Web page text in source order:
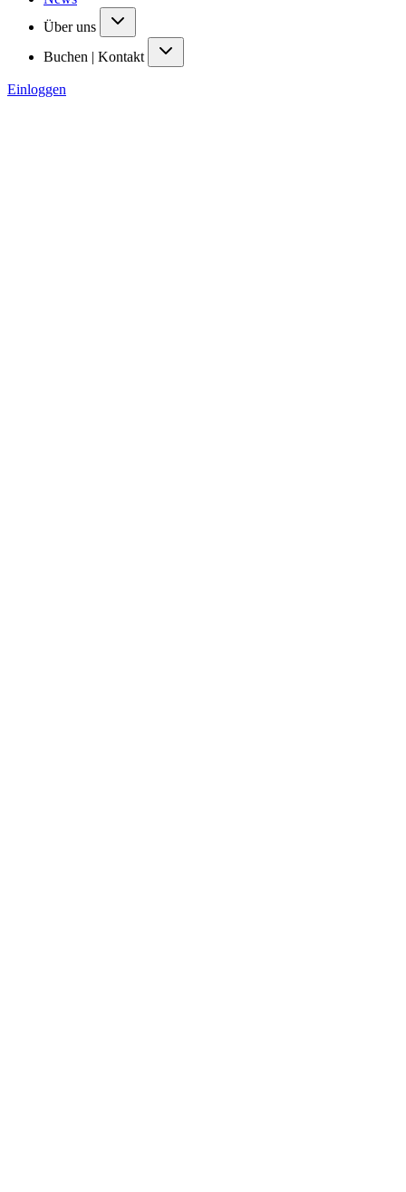
Über uns
Buchen | Kontakt
Einloggen